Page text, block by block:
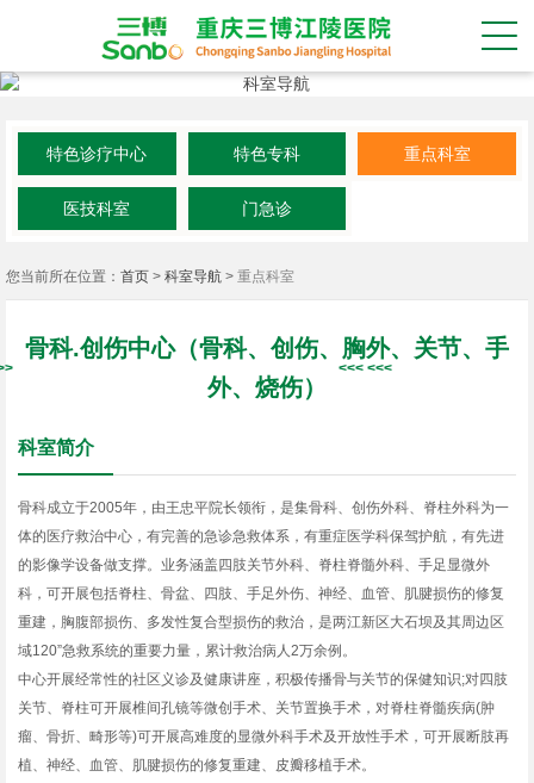
特色诊疗中心 特色专科 重点科室
医技科室 门急诊
您当前所在位置： 首页 > 科室导航 > 重点科室
骨科.创伤中心（骨科、创伤、胸外、关节、手
外、烧伤）
科室简介
骨科成立于2005年，由王忠平院长领衔，是集骨科、创伤外科、脊柱外科为一
体的医疗救治中心，有完善的急诊急救体系，有重症医学科保驾护航，有先进
的影像学设备做支撑。业务涵盖四肢关节外科、脊柱脊髓外科、手足显微外
科，可开展包括脊柱、骨盆、四肢、手足外伤、神经、血管、肌腱损伤的修复
重建，胸腹部损伤、多发性复合型损伤的救治，是两江新区大石坝及其周边区
域120”急救系统的重要力量，累计救治病人2万余例。
中心开展经常性的社区义诊及健康讲座，积极传播骨与关节的保健知识;对四肢
关节、脊柱可开展椎间孔镜等微创手术、关节置换手术，对脊柱脊髓疾病(肿
瘤、骨折、畸形等)可开展高难度的显微外科手术及开放性手术，可开展断肢再
植、神经、血管、肌腱损伤的修复重建、皮瓣移植手术。